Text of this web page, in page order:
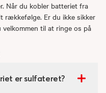
Når du kobler batteriet fra
rækkefølge. Er du ikke sikker
til at ringe os på
er sulfateret?